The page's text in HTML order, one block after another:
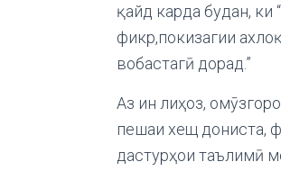
қайд карда будан,
фикр,покизагии
вобастагӣ дорад.”
Аз ин лиҳоз,
пешаи хещ дониста,
дастурҳои таълимӣ